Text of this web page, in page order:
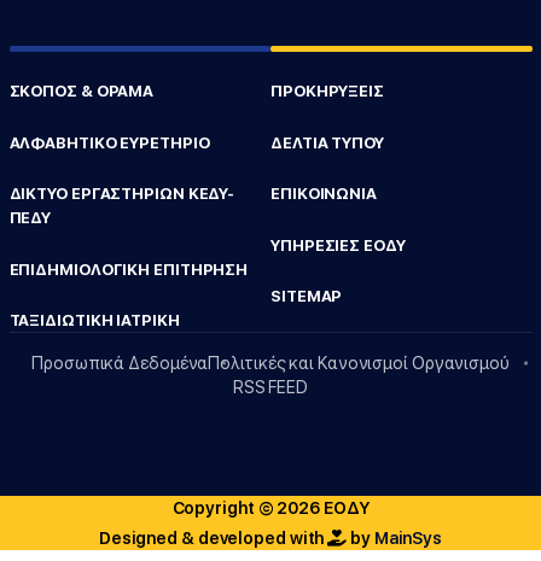
ΣΚΟΠΟΣ & ΟΡΑΜΑ
ΑΛΦΑΒΗΤΙΚΟ ΕΥΡΕΤΗΡΙΟ
ΔΙΚΤΥΟ ΕΡΓΑΣΤΗΡΙΩΝ ΚΕΔΥ-
ΠΕΔΥ
ΕΠΙΔΗΜΙΟΛΟΓΙΚΗ ΕΠΙΤΗΡΗΣΗ
ΤΑΞΙΔΙΩΤΙΚΗ ΙΑΤΡΙΚΗ
ΠΡΟΚΗΡΥΞΕΙΣ
ΔΕΛΤΙΑ ΤΥΠΟΥ
ΕΠΙΚΟΙΝΩΝΙΑ
ΥΠΗΡΕΣΙΕΣ ΕΟΔΥ
SITEMAP
Προσωπικά ΔεδομέναΠολιτικές και Κανονισμοί Οργανισμού
RSS FEED
Copyright © 2026 ΕΟΔΥ
Designed & developed with
by MainSys